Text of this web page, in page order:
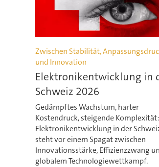
Zwischen Stabilität,
und Innovation
Elektronikentwicklung in
Schweiz 2026
Gedämpftes Wachstum, harter
Kostendruck, steigende
Elektronikentwicklung in der
steht vor einem Spagat zwischen
Innovationsstärke, Effizienzzwang
globalem Technologiewettkampf.